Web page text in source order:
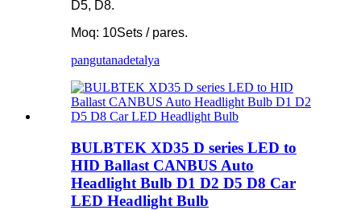
D5, D8.
Moq: 10Sets / pares.
pangutanadetalya
BULBTEK XD35 D series LED to
HID Ballast CANBUS Auto
Headlight Bulb D1 D2 D5 D8 Car
LED Headlight Bulb